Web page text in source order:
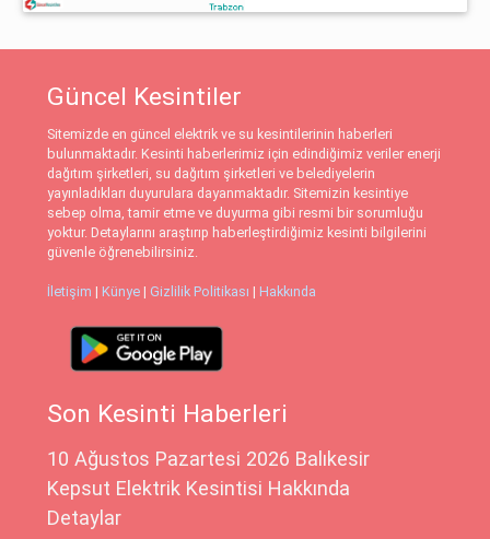
Güncel Kesintiler
Sitemizde en güncel elektrik ve su kesintilerinin haberleri
bulunmaktadır. Kesinti haberlerimiz için edindiğimiz veriler enerji
dağıtım şirketleri, su dağıtım şirketleri ve belediyelerin
yayınladıkları duyurulara dayanmaktadır. Sitemizin kesintiye
sebep olma, tamir etme ve duyurma gibi resmi bir sorumluğu
yoktur. Detaylarını araştırıp haberleştirdiğimiz kesinti bilgilerini
güvenle öğrenebilirsiniz.
İletişim | Künye | Gizlilik Politikası | Hakkında
Son Kesinti Haberleri
10 Ağustos Pazartesi 2026 Balıkesir
Kepsut Elektrik Kesintisi Hakkında
Detaylar